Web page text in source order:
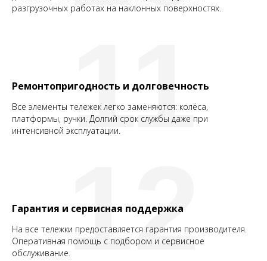
разгрузочных работах на наклонных поверхностях.
Ремонтопригодность и долговечность
Все элементы тележек легко заменяются: колёса,
платформы, ручки. Долгий срок службы даже при
интенсивной эксплуатации.11
Гарантия и сервисная поддержка
На все тележки предоставляется гарантия производителя.
Оперативная помощь с подбором и сервисное
обслуживание.12